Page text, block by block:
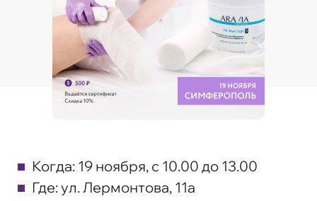
Когда: 19 ноября, с 10.00 до 13.00
Где:ул. Лермонтова, 11а